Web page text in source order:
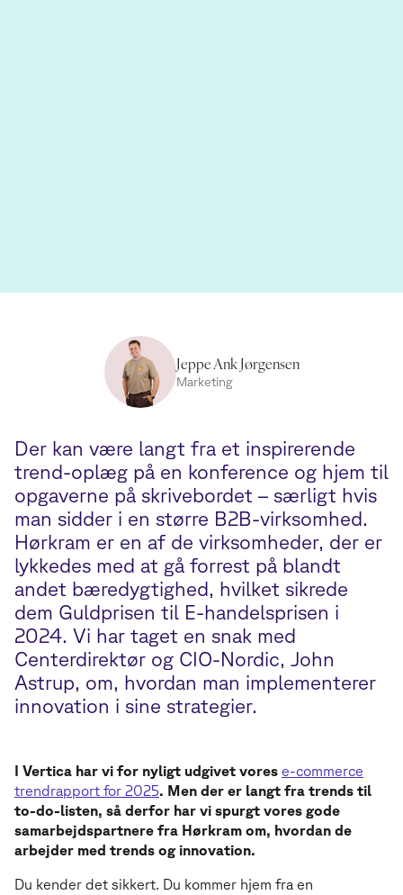
Jeppe Ank Jørgensen
Marketing
Der kan være langt fra et inspirerende
trend-oplæg på en konference og hjem til
opgaverne på skrivebordet – særligt hvis
man sidder i en større B2B-virksomhed.
Hørkram er en af de virksomheder, der er
lykkedes med at gå forrest på blandt
andet bæredygtighed, hvilket sikrede
dem Guldprisen til E-handelsprisen i
2024. Vi har taget en snak med
Centerdirektør og CIO-Nordic, John
Astrup, om, hvordan man implementerer
innovation i sine strategier.
I Vertica har vi for nyligt udgivet vores e-commerce
trendrapport for 2025. Men der er langt fra trends til
to-do-listen, så derfor har vi spurgt vores gode
samarbejdspartnere fra Hørkram om, hvordan de
arbejder med trends og innovation.
Du kender det sikkert. Du kommer hjem fra en